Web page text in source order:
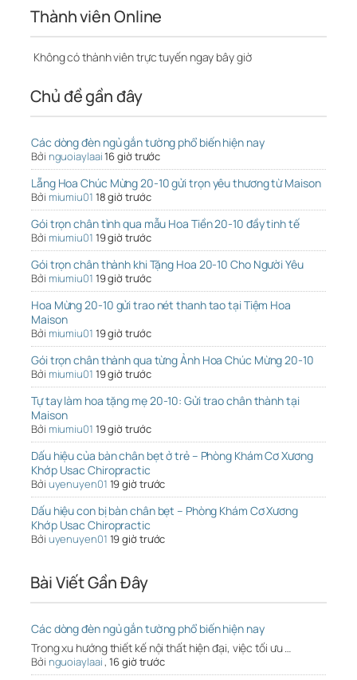
Thành viên Online
Không có thành viên trực tuyến ngay bây giờ
Chủ đề gần đây
Các dòng đèn ngủ gắn tường phổ biến hiện nay
Bởi nguoiaylaai16 giờ trước
Lẵng Hoa Chúc Mừng 20-10 gửi trọn yêu thương từ Maison
Bởi miumiu01 18 giờ trước
Gói trọn chân tình qua mẫu Hoa Tiền 20-10 đầy tinh tế
Bởi miumiu01 19 giờ trước
Gói trọn chân thành khi Tặng Hoa 20-10 Cho Người Yêu
Bởi miumiu01 19 giờ trước
Hoa Mừng 20-10 gửi trao nét thanh tao tại Tiệm Hoa
Maison
Bởi miumiu01 19 giờ trước
Gói trọn chân thành qua từng Ảnh Hoa Chúc Mừng 20-10
Bởi miumiu01 19 giờ trước
Tự tay làm hoa tặng mẹ 20-10: Gửi trao chân thành tại
Maison
Bởi miumiu01 19 giờ trước
Dấu hiệu của bàn chân bẹt ở trẻ – Phòng Khám Cơ Xương
Khớp Usac Chiropractic
Bởi uyenuyen01 19 giờ trước
Dấu hiệu con bị bàn chân bẹt – Phòng Khám Cơ Xương
Khớp Usac Chiropractic
Bởi uyenuyen01 19 giờ trước
Bài Viết Gần Đây
Các dòng đèn ngủ gắn tường phổ biến hiện nay
Trong xu hướng thiết kế nội thất hiện đại, việc tối ưu …
Bởi nguoiaylaai,16 giờ trước